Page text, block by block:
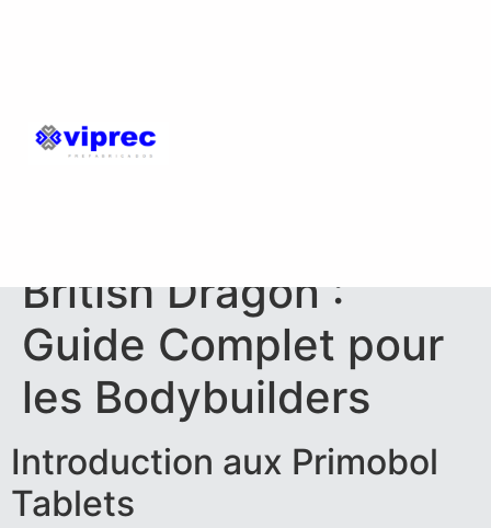
British Dragon :
Guide Complet pour
les Bodybuilders
Introduction aux Primobol
Tablets